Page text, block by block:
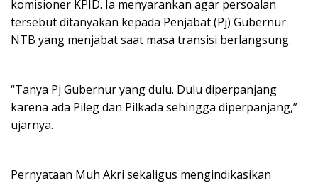
komisioner KPID. Ia menyarankan agar persoalan
tersebut ditanyakan kepada Penjabat (Pj) Gubernur
NTB yang menjabat saat masa transisi berlangsung.
“Tanya Pj Gubernur yang dulu. Dulu diperpanjang
karena ada Pileg dan Pilkada sehingga diperpanjang,”
ujarnya.
Pernyataan Muh Akri sekaligus mengindikasikan